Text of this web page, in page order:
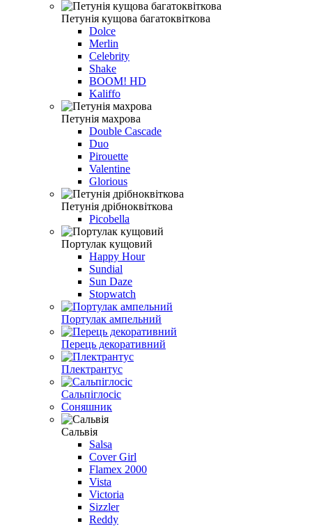
Петунія кущова багатоквіткова
Dolce
Merlin
Celebrity
Shake
BOOM! HD
Kaliffo
Петунiя махрова
Double Cascade
Duo
Pirouette
Valentine
Glorious
Петунія дрібноквіткова
Picobella
Портулак кущовий
Happy Hour
Sundial
Sun Daze
Stopwatch
Портулак ампельний
Перець декоративний
Плектрантус
Сальпіглосіс
Соняшник
Сальвія
Salsa
Cover Girl
Flamex 2000
Vista
Victoria
Sizzler
Reddy